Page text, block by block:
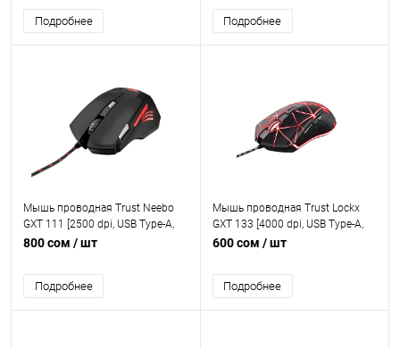
Подробнее Подробнее
Мышь проводная Trust Neebo
GXT 111 [2500 dpi, USB Type-A,
кнопки - 7]
800 сом / шт
Подробнее
Мышь проводная Trust Lockx
GXT 133 [4000 dpi, USB Type-A,
кнопки - 6]
600 сом / шт
Подробнее